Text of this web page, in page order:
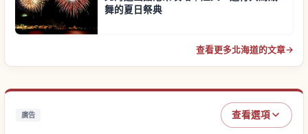
舞的夏日祭典
查看更多北海道的文章→
廣告 查看選項